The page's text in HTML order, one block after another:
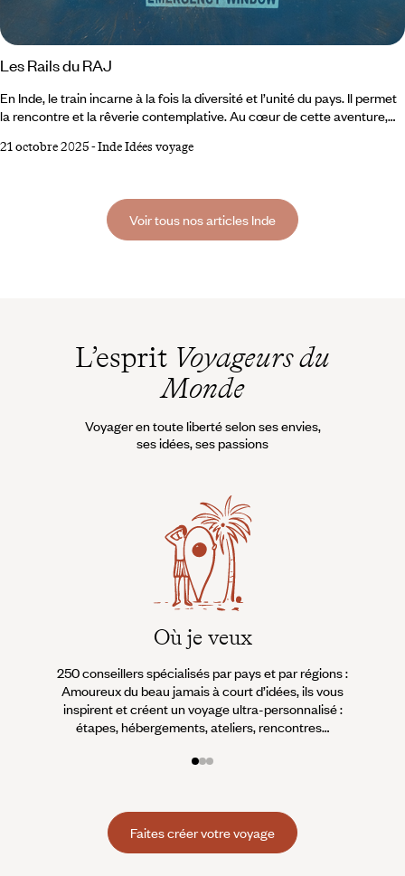
Les Rails du RAJ
En Inde, le train incarne à la fois la diversité et l’unité du pays. Il permet
la rencontre et la rêverie contemplative. Au cœur de cette aventure,
du Rajasthan d’antan, peuplé de palais fastueux et de princes
étendus au monde.
21 octobre 2025-Inde Idées voyage
Voir tous nos articles Inde
L’esprit Voyageurs du
Monde
Voyager en toute liberté selon ses envies,
ses idées, ses passions
Où je veux
250 conseillers spécialisés par pays et par régions :
Amoureux du beau jamais à court d’idées, ils vous
inspirent et créent un voyage ultra-personnalisé :
étapes, hébergements, ateliers, rencontres…
Faites créer votre voyage